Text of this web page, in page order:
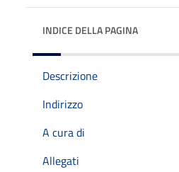
INDICE DELLA PAGINA
Descrizione
Indirizzo
A cura di
Allegati